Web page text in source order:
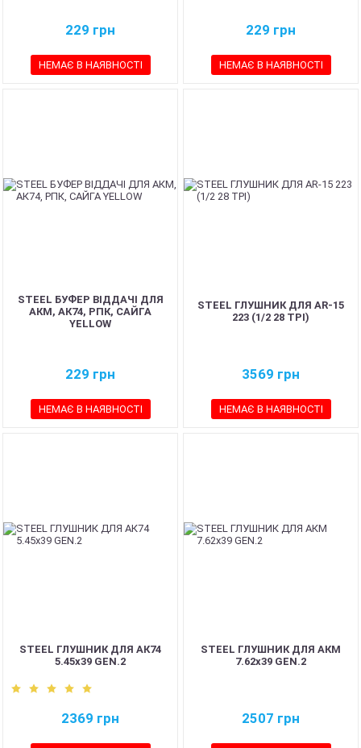
229 грн
НЕМАЄ В НАЯВНОСТІ
229 грн
НЕМАЄ В НАЯВНОСТІ
STEEL БУФЕР ВІДДАЧІ ДЛЯ
АКМ, АК74, РПК, САЙГА
YELLOW
229 грн
НЕМАЄ В НАЯВНОСТІ
STEEL ГЛУШНИК ДЛЯ AR-15
223 (1/2 28 TPI)
3569 грн
НЕМАЄ В НАЯВНОСТІ
STEEL ГЛУШНИК ДЛЯ АК74
5.45х39 GEN.2
2369 грн
STEEL ГЛУШНИК ДЛЯ АКM
7.62х39 GEN.2
2507 грн